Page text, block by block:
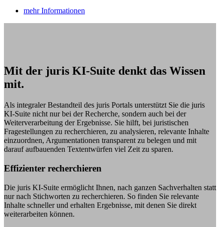
mehr Informationen
Mit der juris KI-Suite denkt das Wissen
mit.
Als integraler Bestandteil des juris Portals unterstützt Sie die juris
KI-Suite nicht nur bei der Recherche, sondern auch bei der
Weiterverarbeitung der Ergebnisse. Sie hilft, bei juristischen
Fragestellungen zu recherchieren, zu analysieren, relevante Inhalte
einzuordnen, Argumentationen transparent zu belegen und mit
darauf aufbauenden Textentwürfen viel Zeit zu sparen.
Effizienter recherchieren
Die juris KI-Suite ermöglicht Ihnen, nach ganzen Sachverhalten statt
nur nach Stichworten zu recherchieren. So finden Sie relevante
Inhalte schneller und erhalten Ergebnisse, mit denen Sie direkt
weiterarbeiten können.